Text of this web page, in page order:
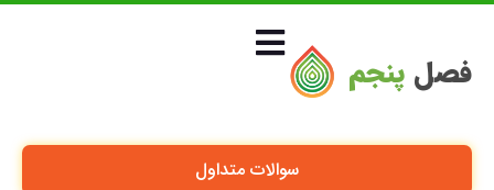
فصل پنجم
سوالات متداول